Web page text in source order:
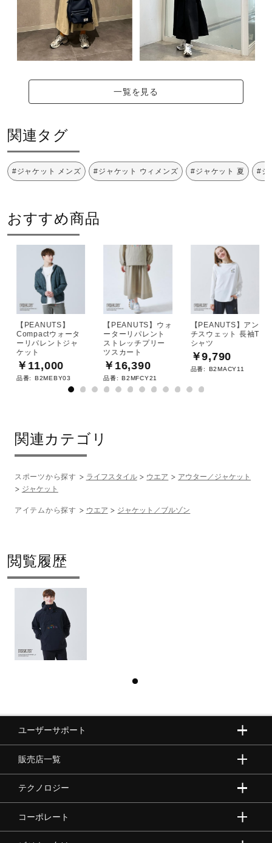
27：アズールブルー
50：トレンチベージュ
素材
中国製
2025年春夏
一覧を見る
関連タグ
#ジャケット メンズ #ジャケット ウィメンズ #ジャケット 夏 #ジ
おすすめ商品
【PEANUTS】
Compactウォータ
ーリパレントジャ
ケット
￥11,000
品番: B2MEBY03
【PEANUTS】ウォ
ーターリパレント
ストレッチプリー
ツスカート
￥16,390
品番: B2MFCY21
【PEANUTS】アン
チスウェット 長袖T
シャツ
￥9,790
品番: B2MACY11
関連カテゴリ
スポーツから探す ライフスタイル ウエア
アウター／ジャケット
ジャケット
アイテムから探す ウエア ジャケット／ブルゾン
閲覧履歴
ユーザーサポート
販売店一覧
テクノロジー
コーポレート